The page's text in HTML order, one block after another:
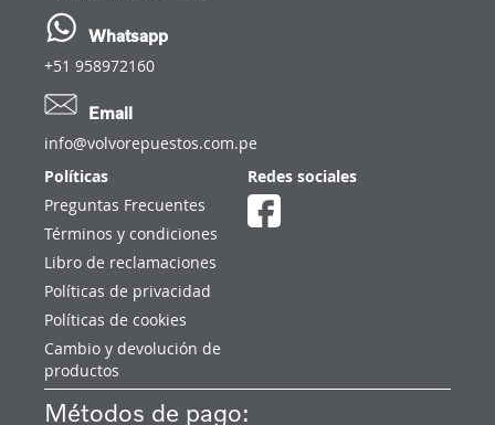
Whatsapp
+51 958972160
Email
info@volvorepuestos.com.pe
Políticas
Preguntas Frecuentes
Términos y condiciones
Libro de reclamaciones
Políticas de privacidad
Políticas de cookies
Cambio y devolución de
productos
Redes sociales
Métodos de pago: